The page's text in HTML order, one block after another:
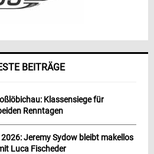
BEITRÄGE
Klassensiege für
Renntagen
Jeremy Sydow bleibt makellos
Luca Fischeder